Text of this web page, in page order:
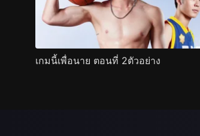
เกมนี้เพื่อนาย ตอนที่ 2ตัวอย่าง